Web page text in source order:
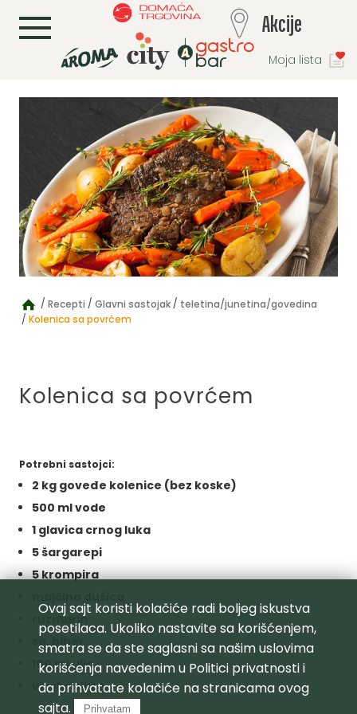
Moja lista
L Akcije
Recepti Glavni sastojak
teletina/junetina/govedina
Kolenica sa povrćem
Kolenica sa povrćem
Potrebni sastojci:
2 kg goveđe kolenice (bez koske)
500 ml vode
1 glavica crnog luka
5 šargarepi
5 krompira
ruzmarin
so, biber
100 ml ulja
vinsko sirće
Ovaj sajt koristi kolačiće radi boljeg iskustva
posetilaca. Ukoliko nastavite sa korišćenjem,
smatra se da ste saglasni sa našim uslovima
korišćenja navedenim u Politici privatnostii
da prihvatate kolačiće na stranicama ovog
sajta.
Prihvatam